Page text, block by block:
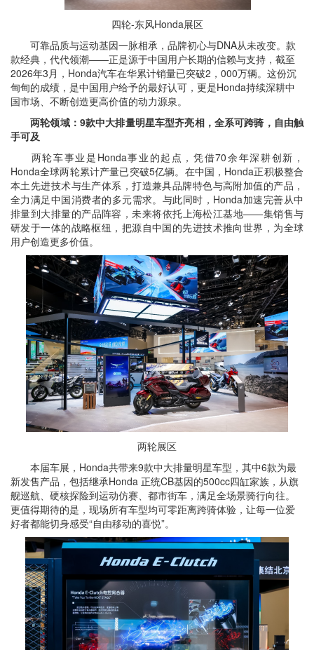
四轮-东风Honda展区
可靠品质与运动基因一脉相承，品牌初心与DNA从未改变。款
款经典，代代领潮——正是源于中国用户长期的信赖与支持，截至
2026年3月，Honda汽车在华累计销量已突破2，000万辆。这份沉
甸甸的成绩，是中国用户给予的最好认可，更是Honda持续深耕中
国市场、不断创造更高价值的动力源泉。
两轮领域：9款中大排量明星车型齐亮相，全系可跨骑，自由触
手可及
两轮车事业是Honda事业的起点，凭借70余年深耕创新，
Honda全球两轮累计产量已突破5亿辆。在中国，Honda正积极整合
本土先进技术与生产体系，打造兼具品牌特色与高附加值的产品，
全力满足中国消费者的多元需求。与此同时，Honda加速完善从中
排量到大排量的产品阵容，未来将依托上海松江基地——集销售与
研发于一体的战略枢纽，把源自中国的先进技术推向世界，为全球
用户创造更多价值。
两轮展区
本届车展，Honda共带来9款中大排量明星车型，其中6款为最
新发售产品，包括继承Honda 正统CB基因的500cc四缸家族，从旗
舰巡航、硬核探险到运动仿赛、都市街车，满足全场景骑行向往。
更值得期待的是，现场所有车型均可零距离跨骑体验，让每一位爱
好者都能切身感受“自由移动的喜悦”。